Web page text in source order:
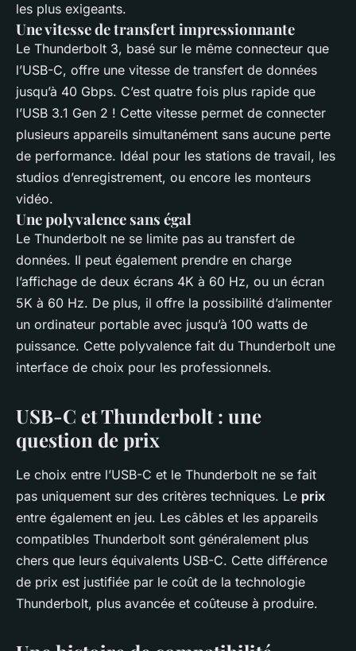
les plus exigeants.
Une vitesse de transfert impressionnante
Le Thunderbolt 3, basé sur le même connecteur que
l’USB-C, offre une vitesse de transfert de données
jusqu’à 40 Gbps. C’est quatre fois plus rapide que
l’USB 3.1 Gen 2 ! Cette vitesse permet de connecter
plusieurs appareils simultanément sans aucune perte
de performance. Idéal pour les stations de travail, les
studios d’enregistrement, ou encore les monteurs
vidéo.
Une polyvalence sans égal
Le Thunderbolt ne se limite pas au transfert de
données. Il peut également prendre en charge
l’affichage de deux écrans 4K à 60 Hz, ou un écran
5K à 60 Hz. De plus, il offre la possibilité d’alimenter
un ordinateur portable avec jusqu’à 100 watts de
puissance. Cette polyvalence fait du Thunderbolt une
interface de choix pour les professionnels.
USB-C et Thunderbolt : une
question de prix
Le choix entre l’USB-C et le Thunderbolt ne se fait
pas uniquement sur des critères techniques. Le prix
entre également en jeu. Les câbles et les appareils
compatibles Thunderbolt sont généralement plus
chers que leurs équivalents USB-C. Cette différence
de prix est justifiée par le coût de la technologie
Thunderbolt, plus avancée et coûteuse à produire.